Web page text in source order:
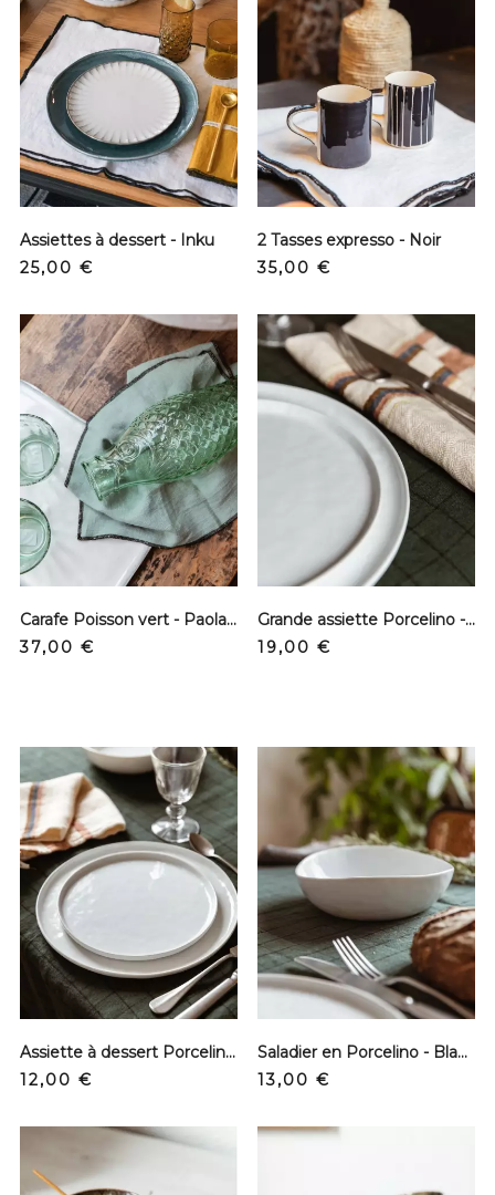
Assiettes à dessert - Inku
Precio
25,00 €
2 Tasses expresso - Noir
Precio
35,00 €
Carafe Poisson vert - Paola Navone
Precio
37,00 €
Grande assiette Porcelino - Blanc
Precio
19,00 €
Assiette à dessert Porcelino - Blanc
Precio
12,00 €
Saladier en Porcelino - Blanc
Precio
13,00 €